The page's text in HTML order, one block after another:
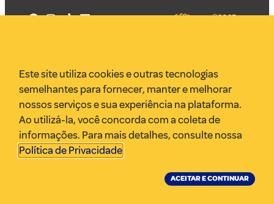
VR Assessoria
Parcerias
Envie uma pauta
Anuncie
©2025
Este site utiliza cookies e outras tecnologias
semelhantes para fornecer, manter e melhorar
nossos serviços e sua experiência na plataforma.
Ao utilizá-la, você concorda com a coleta de
informações. Para mais detalhes, consulte nossa
Política de Privacidade.
ACEITAR E CONTINUAR